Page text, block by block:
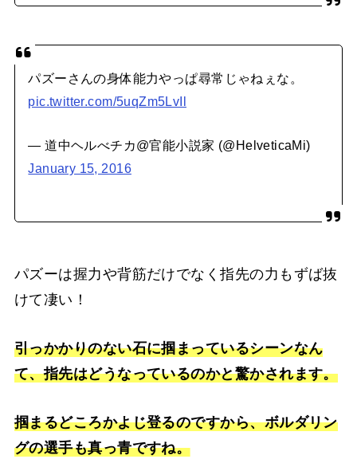
パズーさんの身体能力やっぱ尋常じゃねぇな。
pic.twitter.com/5uqZm5LvIl
— 道中ヘルべチカ@官能小説家 (@HelveticaMi)
January 15, 2016
パズーは握力や背筋だけでなく指先の力もずば抜
けて凄い！
引っかかりのない石に掴まっているシーンなん
て、指先はどうなっているのかと驚かされます。
掴まるどころかよじ登るのですから、ボルダリン
グの選手も真っ青ですね。